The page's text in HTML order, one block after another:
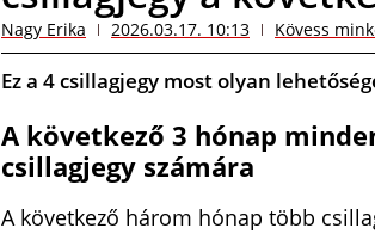
Nagy Erika 2026.03.17. 10:13 Kövess
Ez a 4 csillagjegy most olyan
A következő 3 hónap
csillagjegy számára
A következő három hónap több